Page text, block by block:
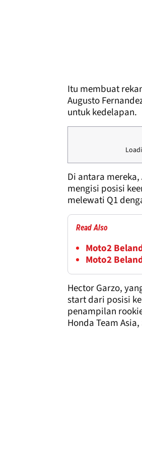
Itu membuat
Augusto
untuk kedelapan.
Di antara
mengisi posisi
melewati Q1
Read Also
Moto2
Moto2
Hector Garzo,
start dari posisi
penampilan
Honda Team